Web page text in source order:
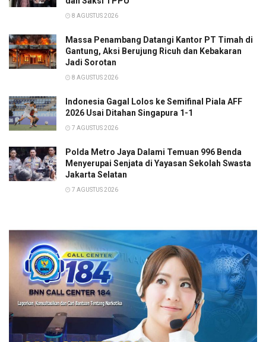
8 AGUSTUS 2026
Massa Penambang Datangi Kantor PT Timah di
Gantung, Aksi Berujung Ricuh dan Kebakaran
Jadi Sorotan
8 AGUSTUS 2026
Indonesia Gagal Lolos ke Semifinal Piala AFF
2026 Usai Ditahan Singapura 1-1
7 AGUSTUS 2026
Polda Metro Jaya Dalami Temuan 996 Benda
Menyerupai Senjata di Yayasan Sekolah Swasta
Jakarta Selatan
7 AGUSTUS 2026